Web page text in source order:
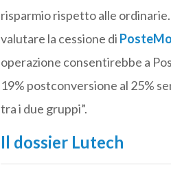
risparmio rispetto alle
valutare la cessione di
operazione consentirebbe a
19% postconversione al 25%
tra i due gruppi”.
Il dossier Lutech